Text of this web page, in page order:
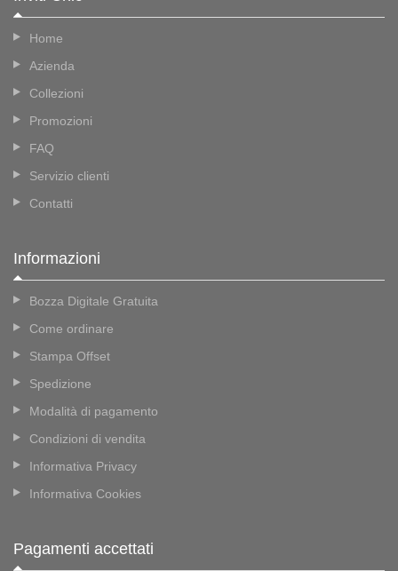
Home
Azienda
Collezioni
Promozioni
FAQ
Servizio clienti
Contatti
Informazioni
Bozza Digitale Gratuita
Come ordinare
Stampa Offset
Spedizione
Modalità di pagamento
Condizioni di vendita
Informativa Privacy
Informativa Cookies
Pagamenti accettati